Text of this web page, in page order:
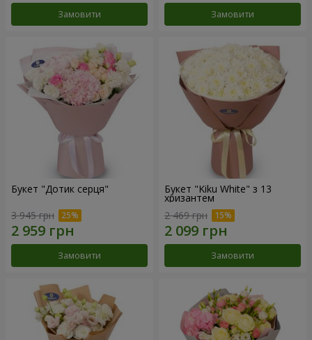
Замовити Замовити
Букет "Дотик серця"
3 945 грн
Замовити
Букет "Kiku White" з 13
хризантем
2 469 грн
Замовити